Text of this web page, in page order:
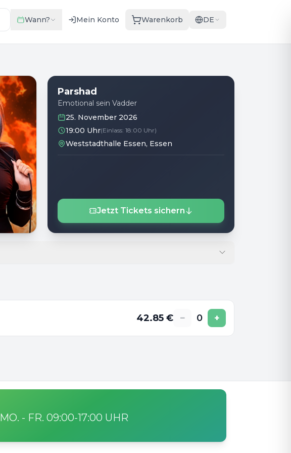
Wann? Mein Konto Warenkorb DE
Parshad
Emotional sein Vadder
25. November 2026
19:00 Uhr(Einlass:18:00 Uhr)
Weststadthalle Essen, Essen
Jetzt Tickets sichern
42.85 € − 0 +
MO. - FR. 09:00-17:00 UHR